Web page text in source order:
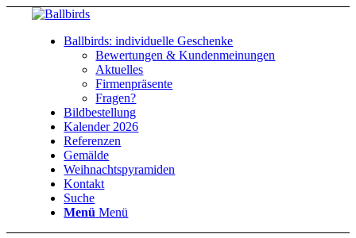
Ballbirds: individuelle Geschenke
Bewertungen & Kundenmeinungen
Aktuelles
Firmenpräsente
Fragen?
Bildbestellung
Kalender 2026
Referenzen
Gemälde
Weihnachtspyramiden
Kontakt
Suche
Menü Menü